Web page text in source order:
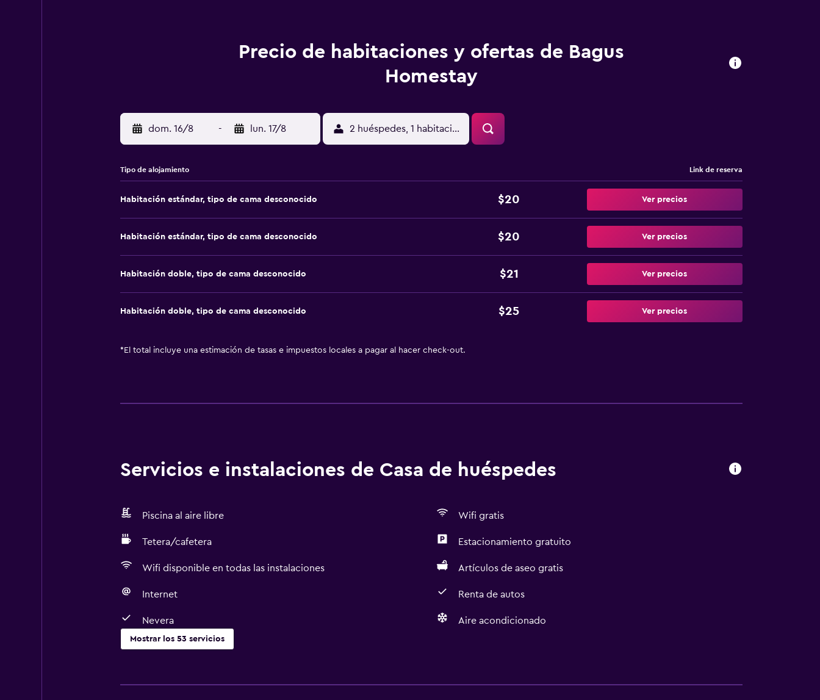
Precio de habitaciones y ofertas de Bagus
Homestay
dom. 16/8 - lun. 17/8 2 huéspedes, 1 habitación
Tipo de alojamiento Link de reserva
Habitación estándar, tipo de cama desconocido $20 Ver precios
Habitación estándar, tipo de cama desconocido $20 Ver precios
Habitación doble, tipo de cama desconocido $21 Ver precios
Habitación doble, tipo de cama desconocido $25 Ver precios
* El total incluye una estimación de tasas e impuestos locales a pagar al hacer check-out.
Servicios e instalaciones de Casa de huéspedes
Piscina al aire libre Wifi gratis
Tetera/cafetera Estacionamiento gratuito
Wifi disponible en todas las instalaciones Artículos de aseo gratis
Internet Renta de autos
Nevera Aire acondicionado
Mostrar los 53 servicios
Wifi gratis
Inodoro adaptado